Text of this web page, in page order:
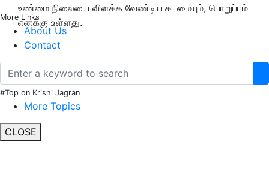
More Links
About Us
Contact
#Top on Krishi Jagran
More Topics
CLOSE
உண்மை நிலையை விளக்க வேண்டிய கடமையும், பொறுப்பும்
எனக்கு உள்ளது.